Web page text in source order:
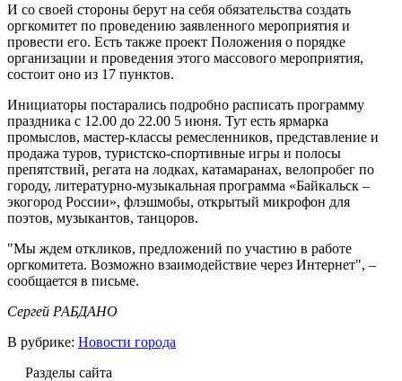
И со своей стороны берут на себя обязательства создать
оргкомитет по проведению заявленного мероприятия и
провести его. Есть также проект Положения о порядке
организации и проведения этого массового мероприятия,
состоит оно из 17 пунктов.
Инициаторы постарались подробно расписать программу
праздника с 12.00 до 22.00 5 июня. Тут есть ярмарка
промыслов, мастер-классы ремесленников, представление и
продажа туров, туристско-спортивные игры и полосы
препятствий, регата на лодках, катамаранах, велопробег по
городу, литературно-музыкальная программа «Байкальск –
экогород России», флэшмобы, открытый микрофон для
поэтов, музыкантов, танцоров.
"Мы ждем откликов, предложений по участию в работе
оргкомитета. Возможно взаимодействие через Интернет", –
сообщается в письме.
Сергей РАБДАНО
В рубрике: Новости города
Разделы сайта